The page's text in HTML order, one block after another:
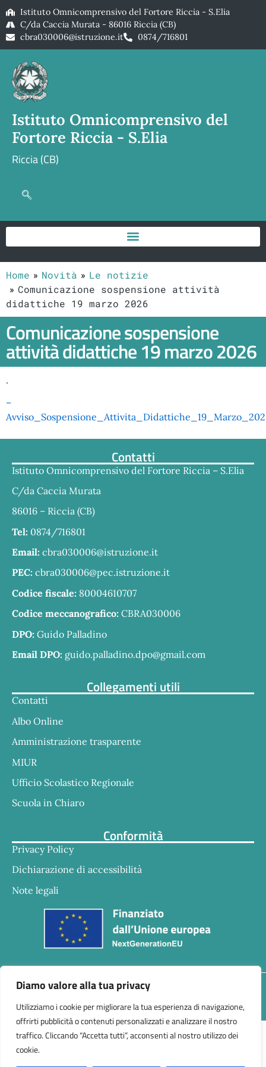
Diamo valore alla tua privacy
Utilizziamo i cookie per migliorare la tua esperienza di navigazione,
offrirti pubblicità o contenuti personalizzati e analizzare il nostro
traffico. Cliccando “Accetta tutti”, acconsenti al nostro utilizzo dei
cookie.
Istituto Omnicomprensivo del Fortore Riccia - S.Elia
C/da Caccia Murata - 86016 Riccia (CB)
cbra030006@istruzione.it
0874/716801
Istituto Omnicomprensivo del
Fortore Riccia - S.Elia
Riccia (CB)
Home Novità
Le notizie
Comunicazione sospensione attività
didattiche 19 marzo 2026
Comunicazione sospensione
attività didattiche 19 marzo 2026
.
–
Contatti
Istituto Omnicomprensivo del Fortore Riccia – S.Elia
C/da Caccia Murata
86016 – Riccia (CB)
Tel: 0874/716801
Email: cbra030006@istruzione.it
PEC: cbra030006@pec.istruzione.it
Codice fiscale: 80004610707
Codice meccanografico: CBRA030006
DPO: Guido Palladino
Email DPO: guido.palladino.dpo@gmail.com
Collegamenti utili
Contatti
Albo Online
Amministrazione trasparente
MIUR
Ufficio Scolastico Regionale
Scuola in Chiaro
Conformità
Privacy Policy
Dichiarazione di accessibilità
Note legali
Responsabile della trasmissione e pubblicazione di
ss.mm.ii. – d.lgs 97/2016 Dr.ssa Eleonogia Perone